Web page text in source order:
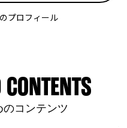
プロフィール
コンテンツ